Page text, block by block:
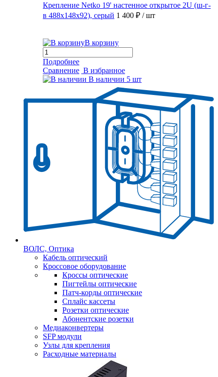
Крепление Netko 19' настенное открытое 2U (ш-г-
в 488х148х92), серый 1 400 ₽ / шт
В корзину
Подробнее
Сравнение В избранное
В наличии 5 шт
ВОЛС, Оптика
Кабель оптический
Кроссовое оборудование
Кроссы оптические
Пигтейлы оптические
Патч-корды оптические
Сплайс кассеты
Розетки оптические
Абонентские розетки
Медиаконвертеры
SFP модули
Узлы для крепления
Расходные материалы